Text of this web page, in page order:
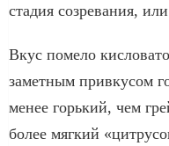
стадия созревания,
Вкус помело
заметным привкусом
менее горький, чем
более мягкий